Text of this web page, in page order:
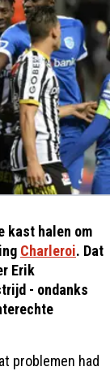
kast halen om
Charleroi. Dat
Erik
- ondanks
problemen had